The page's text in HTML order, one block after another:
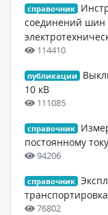
справочник
соединений шин
114410
публикации
10 кВ
111085
справочник
постоянному току
94206
справочник
76802